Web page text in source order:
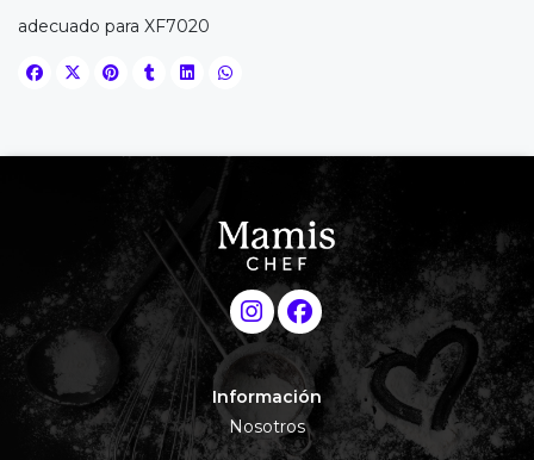
adecuado para XF7020
Información
Nosotros